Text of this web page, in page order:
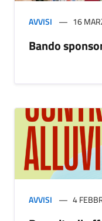
AVVISI 16
Bando
AVVISI 4